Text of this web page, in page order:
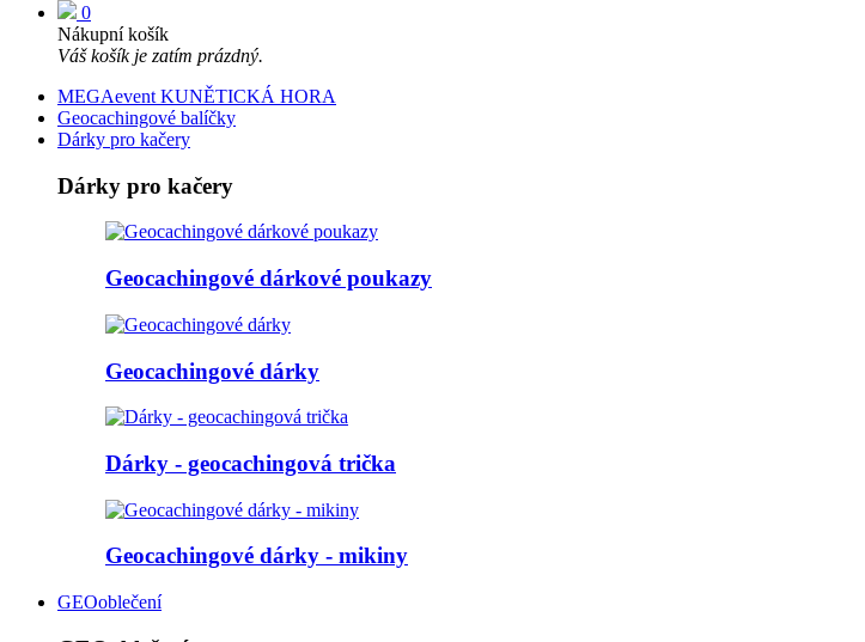
0
Nákupní košík
Váš košík je zatím prázdný.
MEGAevent KUNĚTICKÁ HORA
Geocachingové balíčky
Dárky pro kačery
Dárky pro kačery
Geocachingové dárkové poukazy
Geocachingové dárky
Dárky - geocachingová trička
Geocachingové dárky - mikiny
GEOoblečení